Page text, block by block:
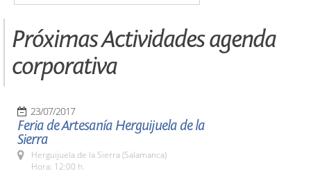
Próximas Actividades agenda
corporativa
23/07/2017
Feria de Artesanía Herguijuela de la
Sierra
Herguijuela de la Sierra (Salamanca)
Hora: 12:00 h.